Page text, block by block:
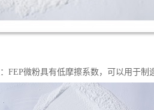
FEP微粉具有低摩擦系数，可以用于制